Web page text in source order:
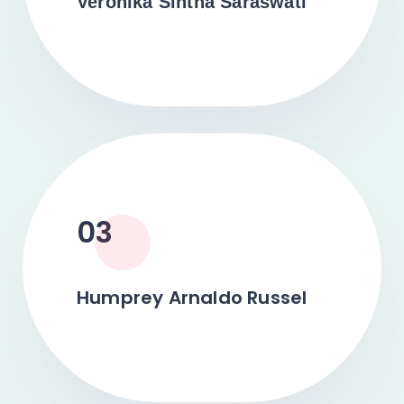
03
Humprey Arnaldo Russel